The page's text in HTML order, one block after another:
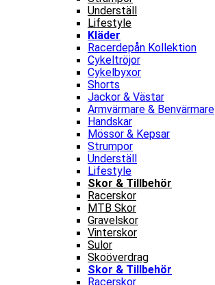
Underställ
Lifestyle
Kläder
Racerdepån Kollektion
Cykeltröjor
Cykelbyxor
Shorts
Jackor & Västar
Armvärmare & Benvärmare
Handskar
Mössor & Kepsar
Strumpor
Underställ
Lifestyle
Skor & Tillbehör
Racerskor
MTB Skor
Gravelskor
Vinterskor
Sulor
Skoöverdrag
Skor & Tillbehör
Racerskor